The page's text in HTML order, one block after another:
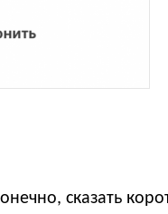
сказать